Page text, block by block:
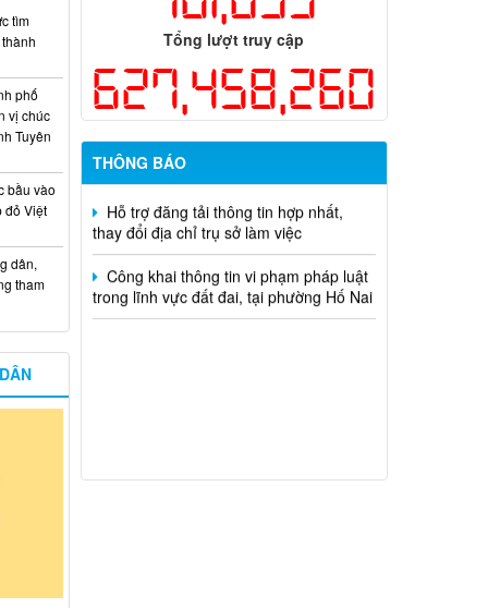
Tổng lượt truy cập
627,458,260
THÔNG BÁO
Kế hoạch Thông tin, tuyên truyền triển
khai Kế hoạch Khám sức khỏe định kỳ
hoặc khám sàng lọc miễn phí ít nhất mỗi
năm một lần cho người dân trên địa bàn
thành phố Đồng Nai
Hỗ trợ đăng tải thông tin hợp nhất,
thay đổi địa chỉ trụ sở làm việc
Công khai thông tin vi phạm pháp luật
trong lĩnh vực đất đai, tại phường Hố Nai
tìm
phố
vị chúc
Tuyên
bầu vào
đỏ Việt
dân,
tham